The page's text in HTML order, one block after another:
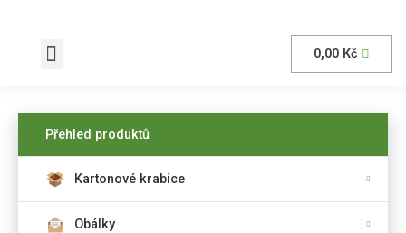
0,00 Kč
Přehled produktů
Kartonové krabice
Obálky